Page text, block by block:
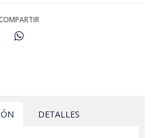
DETALLES